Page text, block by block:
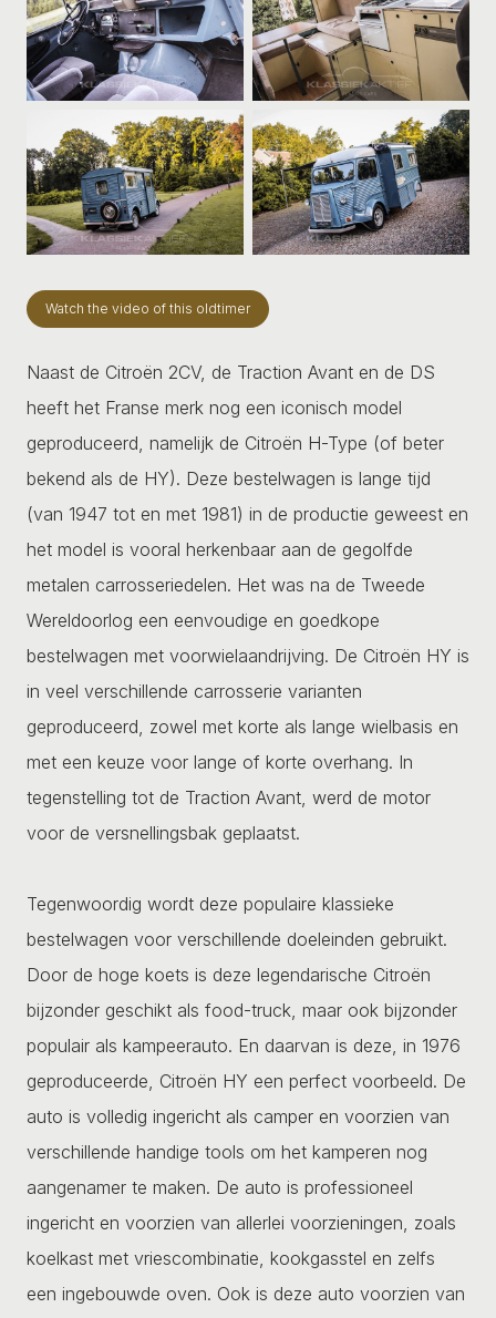
Watch the video of this oldtimer
Naast de Citroën 2CV, de Traction Avant en de DS
heeft het Franse merk nog een iconisch model
geproduceerd, namelijk de Citroën H-Type (of beter
bekend als de HY). Deze bestelwagen is lange tijd
(van 1947 tot en met 1981) in de productie geweest en
het model is vooral herkenbaar aan de gegolfde
metalen carrosseriedelen. Het was na de Tweede
Wereldoorlog een eenvoudige en goedkope
bestelwagen met voorwielaandrijving. De Citroën HY is
in veel verschillende carrosserie varianten
geproduceerd, zowel met korte als lange wielbasis en
met een keuze voor lange of korte overhang. In
tegenstelling tot de Traction Avant, werd de motor
voor de versnellingsbak geplaatst.
Tegenwoordig wordt deze populaire klassieke
bestelwagen voor verschillende doeleinden gebruikt.
Door de hoge koets is deze legendarische Citroën
bijzonder geschikt als food-truck, maar ook bijzonder
populair als kampeerauto. En daarvan is deze, in 1976
geproduceerde, Citroën HY een perfect voorbeeld. De
auto is volledig ingericht als camper en voorzien van
verschillende handige tools om het kamperen nog
aangenamer te maken. De auto is professioneel
ingericht en voorzien van allerlei voorzieningen, zoals
koelkast met vriescombinatie, kookgasstel en zelfs
een ingebouwde oven. Ook is deze auto voorzien van